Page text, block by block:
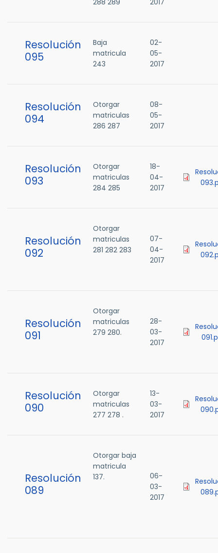
288 289 2017
Resolución
095
Baja
matricula
243
02-
05-
2017
Resolución
094
Otorgar
matriculas
286 287
08-
05-
2017
Resolución
093
Otorgar
matriculas
284 285
18-
04-
2017
Resolución
092
Otorgar
matriculas
281 282 283
07-
04-
2017
Resolución
091
Otorgar
matriculas
279 280.
28-
03-
2017
Resolución
090
Otorgar
matriculas
277 278 .
13-
03-
2017
Resolución
089
Otorgar baja
matricula
137.
06-
03-
2017